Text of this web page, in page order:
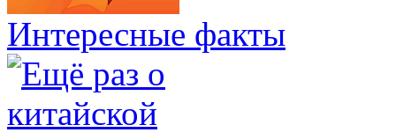
Интересные факты